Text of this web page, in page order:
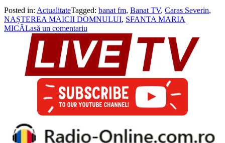
Posted in: ActualitateTagged: banat fm, Banat TV, Caras Severin,
NAȘTEREA MAICII DOMNULUI, SFANTA MARIA
MICĂLasă un comentariu